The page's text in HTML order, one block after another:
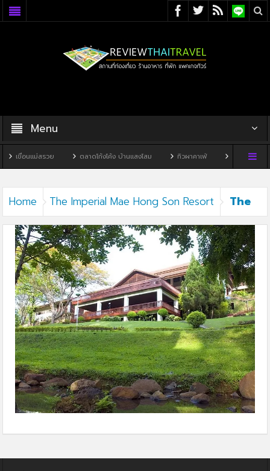
Menu
เขื่อนแม่สรวย ตลาดโก้งโค้ง บ้านแสงโสม ทิวผาคาเฟ่ บ้านพิพิธภัณฑ์ไ
Home The Imperial Mae Hong Son Resort​
The
Imperial Mae Hong Son Resort​